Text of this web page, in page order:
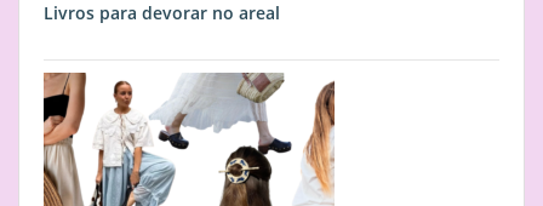
Livros para devorar no areal